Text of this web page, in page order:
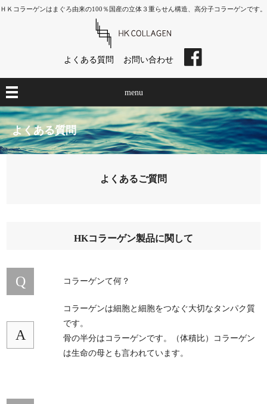
ＨＫコラーゲンはまぐろ由来の100％国産の立体３重らせん構造、高分子コラーゲンです。
よくある質問 お問い合わせ
menu
よくある質問
よくあるご質問
HKコラーゲン製品に関して
Q コラーゲンて何？
A
コラーゲンは細胞と細胞をつなぐ大切なタンパク質
です。
骨の半分はコラーゲンです。（体積比）コラーゲン
は生命の母とも言われています。